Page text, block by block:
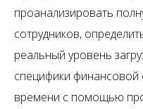
проанализировать
сотрудников,
реальный уровень
специфики финансовой
времени с помощью